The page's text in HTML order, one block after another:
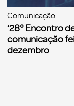
Comunicação
‘28° Encontro
comunicação
dezembro